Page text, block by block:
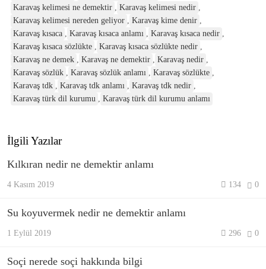
Karavaş kelimesi ne demektir , Karavaş kelimesi nedir ,
Karavaş kelimesi nereden geliyor , Karavaş kime denir ,
Karavaş kısaca , Karavaş kısaca anlamı , Karavaş kısaca nedir ,
Karavaş kısaca sözlükte , Karavaş kısaca sözlükte nedir ,
Karavaş ne demek , Karavaş ne demektir , Karavaş nedir ,
Karavaş sözlük , Karavaş sözlük anlamı , Karavaş sözlükte ,
Karavaş tdk , Karavaş tdk anlamı , Karavaş tdk nedir ,
Karavaş türk dil kurumu , Karavaş türk dil kurumu anlamı
İlgili Yazılar
Kılkıran nedir ne demektir anlamı
4 Kasım 2019 134 0
Su koyuvermek nedir ne demektir anlamı
1 Eylül 2019 296 0
Soçi nerede soçi hakkında bilgi